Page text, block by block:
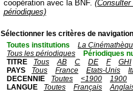
coopération avec la BNF.
périodiques)
Sélectionner les critères de
Toutes institutions
La
Tous les périodiques
Périodiques
TITRE
Tous AB C DE F
GHI
PAYS
Tous France Etats-Unis
DECENNIE
Toutes <1900
1900
LANGUE
Toutes Français